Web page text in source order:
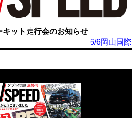
キット走行会のお知らせ
6/6岡山国際